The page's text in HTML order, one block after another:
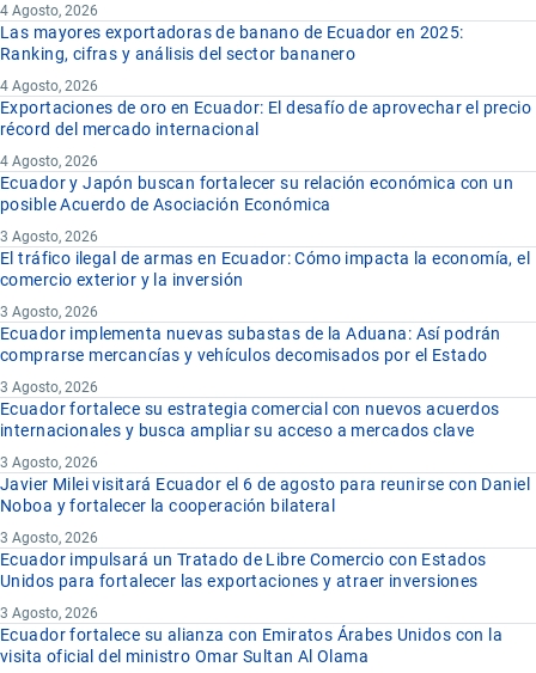
4 Agosto, 2026
Las mayores exportadoras de banano de Ecuador en 2025:
Ranking, cifras y análisis del sector bananero
4 Agosto, 2026
Exportaciones de oro en Ecuador: El desafío de aprovechar el precio
récord del mercado internacional
4 Agosto, 2026
Ecuador y Japón buscan fortalecer su relación económica con un
posible Acuerdo de Asociación Económica
3 Agosto, 2026
El tráfico ilegal de armas en Ecuador: Cómo impacta la economía, el
comercio exterior y la inversión
3 Agosto, 2026
Ecuador implementa nuevas subastas de la Aduana: Así podrán
comprarse mercancías y vehículos decomisados por el Estado
3 Agosto, 2026
Ecuador fortalece su estrategia comercial con nuevos acuerdos
internacionales y busca ampliar su acceso a mercados clave
3 Agosto, 2026
Javier Milei visitará Ecuador el 6 de agosto para reunirse con Daniel
Noboa y fortalecer la cooperación bilateral
3 Agosto, 2026
Ecuador impulsará un Tratado de Libre Comercio con Estados
Unidos para fortalecer las exportaciones y atraer inversiones
3 Agosto, 2026
Ecuador fortalece su alianza con Emiratos Árabes Unidos con la
visita oficial del ministro Omar Sultan Al Olama